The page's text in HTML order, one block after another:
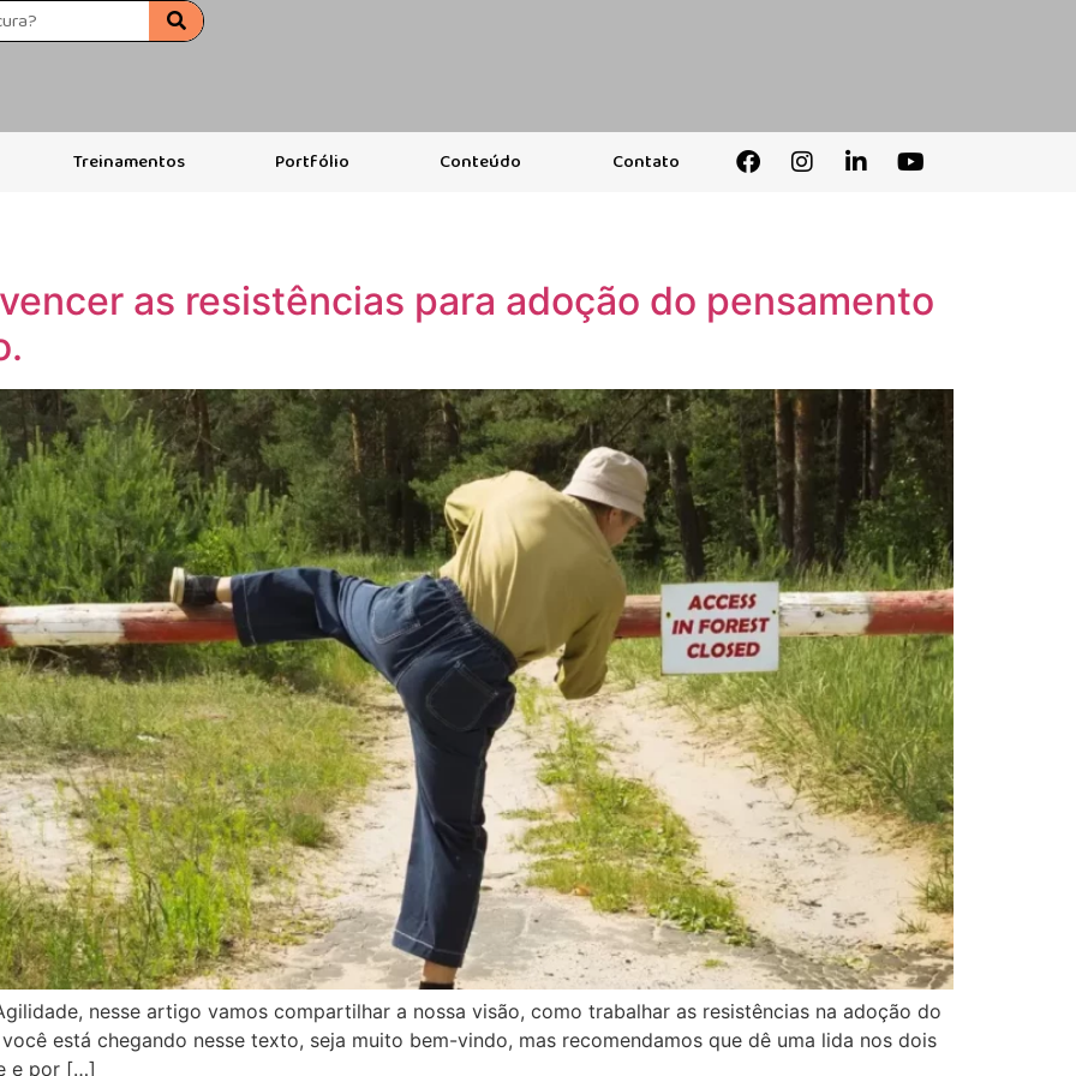
Treinamentos Portfólio Conteúdo Contato
as resistências para adoção do pensamento
nesse artigo vamos compartilhar a nossa visão, como trabalhar as resistências na adoção do
está chegando nesse texto, seja muito bem-vindo, mas recomendamos que dê uma lida nos dois
e por […]